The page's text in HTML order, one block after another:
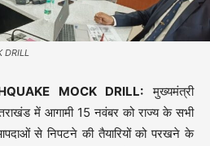
DRILL
MOCK DRILL: मुख्यमंत्री
में आगामी 15 नवंबर को राज्य के सभी
से निपटने की तैयारियों को परखने के